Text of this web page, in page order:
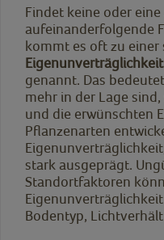
Findet keine oder
aufeinanderfolgende
kommt es oft zu einer
Eigenunverträglichkeit
genannt. Das
mehr in der Lage
und die erwünschten
Pflanzenarten
stark ausgeprägt.
Standortfaktoren
Bodentyp,